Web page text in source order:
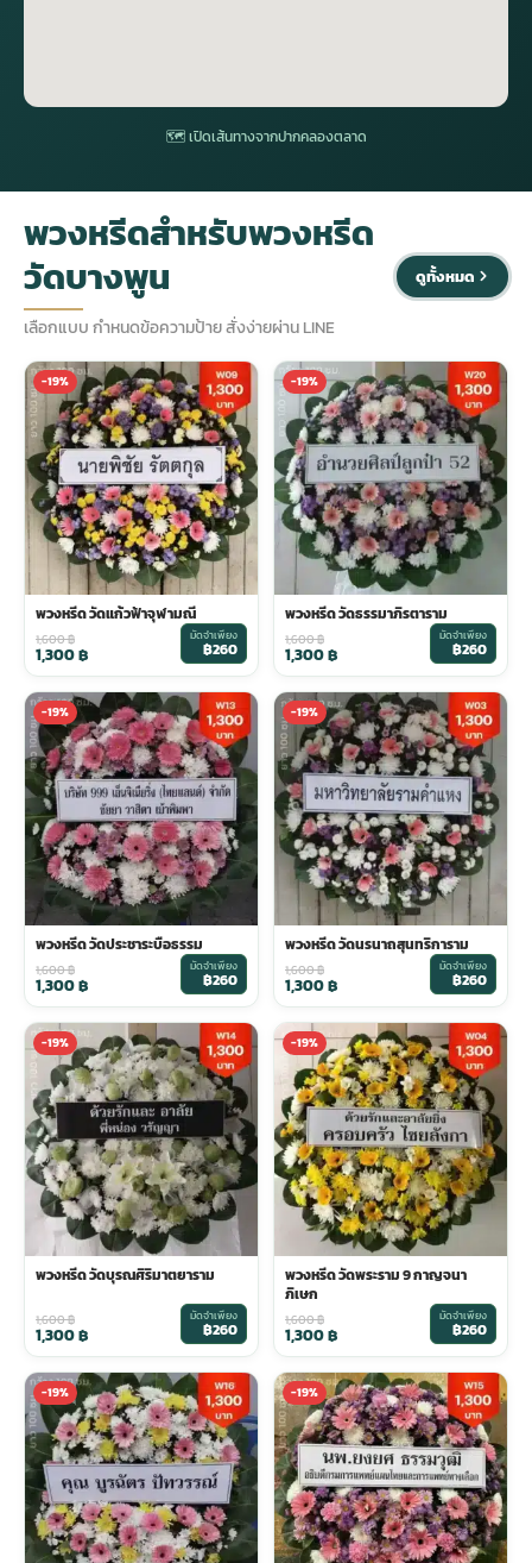
ดอกไม้งานศพ กรุงเทพ
ดอกไม้งานศพ ปากคลองตลาด
ร้านดอกไม้งานศพ ใกล้ฉัน
ดอกไม้งานศพ ราคาถูก
จัดดอกไม้งานศพ ราคา
ดอกไม้งานศพ ส่งฟรี
ดอกไม้งานศพ ออนไลน์
พวงดอกไม้งานศพ
tpdecorate ปูพื้น
พวงหรีดดอกไม้สด ราคาถูก
สั่งพวงหรีด ออนไลน์
ส่งพวงหรีด ด่วน กรุงเทพ
ร้านพวงหรีด กรุงเทพ ส่งฟรี
พวงหรีด ปากคลองตลาด ราคา
พวงหรีด ส่งด่วน วันนี้
ระดับเมรุ
มรุ ออนไลน์
มรุ ส่งด่วน
น้าเมรุ กรุงเทพ
พวงหรีดพัดลม แบบสวยๆ🗺 เปิดเส้นทางจากปากคลองตลาด
พวงหรีดสำหรับพวงหรีด
วัดบางพูน
เลือกแบบ กำหนดข้อความป้าย สั่งง่ายผ่าน LINE
ดูทั้งหมด
-19%
พวงหรีด วัดแก้วฟ้าจุฬามณี
1,600฿
1,300฿
มัดจำเพียง
฿260
-19%
พวงหรีด วัดธรรมาภิรตาราม
1,600฿
1,300฿
มัดจำเพียง
฿260
-19%
พวงหรีด วัดประชาระบือธรรม
1,600฿
1,300฿
มัดจำเพียง
฿260
-19%
พวงหรีด วัดนรนาถสุนทริการาม
1,600฿
1,300฿
มัดจำเพียง
฿260
-19%
พวงหรีด วัดบุรณศิริมาตยาราม
1,600฿
1,300฿
มัดจำเพียง
฿260
-19%
พวงหรีด วัดพระราม 9 กาญจนา
ภิเษก
1,600฿
1,300฿
มัดจำเพียง
฿260
-19% -19%